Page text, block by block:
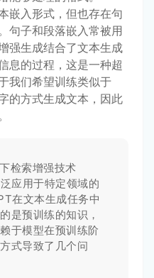
嵌入形式，但也存在句
句子和段落嵌入常被用
强生成结合了文本生成
息的过程，这是一种超
我们希望训练类似于
的方式生成文本，因此
检索增强技术
应用于特定领域的
在文本生成任务中
是预训练的知识，
于模型在预训练阶
式导致了几个问